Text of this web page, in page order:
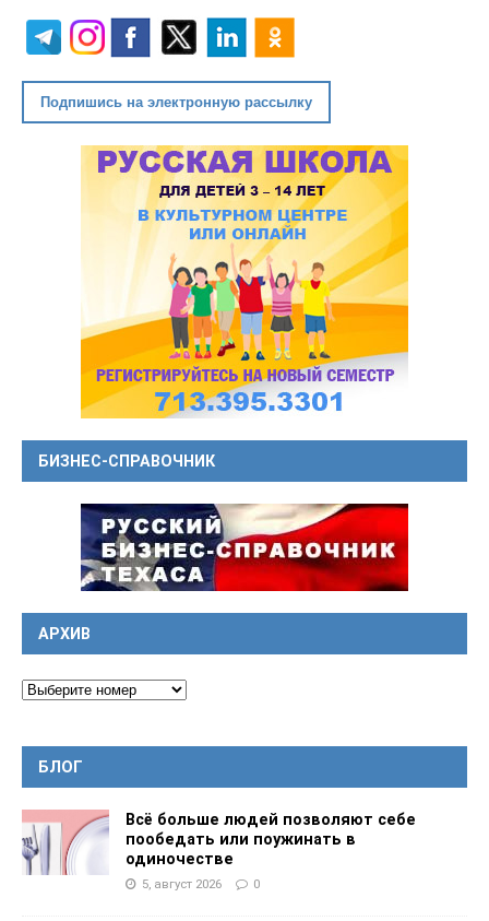
Подпишись на электронную рассылку
БИЗНЕС-СПРАВОЧНИК
АРХИВ
БЛОГ
Всё больше людей позволяют себе
пообедать или поужинать в
одиночестве
5, август 2026 0